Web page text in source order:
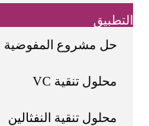
التطبيق
حل مشروع المفوضية
محلول تنقية VC
محلول تنقية النفثالين